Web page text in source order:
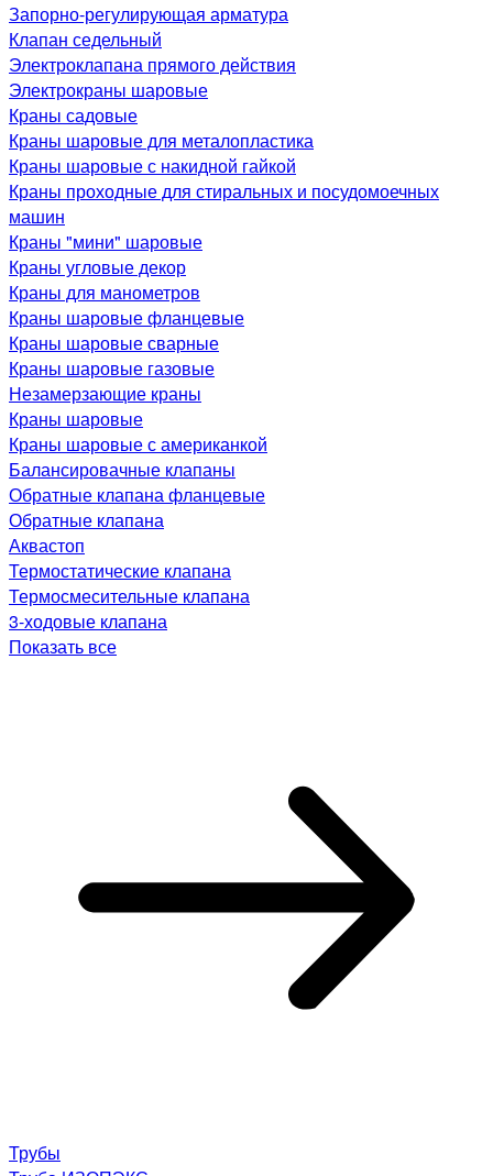
Запорно-регулирующая арматура
Клапан седельный
Электроклапана прямого действия
Электрокраны шаровые
Краны садовые
Краны шаровые для металопластика
Краны шаровые с накидной гайкой
Краны проходные для стиральных и посудомоечных
машин
Краны "мини" шаровые
Краны угловые декор
Краны для манометров
Краны шаровые фланцевые
Краны шаровые сварные
Краны шаровые газовые
Незамерзающие краны
Краны шаровые
Краны шаровые с американкой
Балансировачные клапаны
Обратные клапана фланцевые
Обратные клапана
Аквастоп
Термостатические клапана
Термосмесительные клапана
3-ходовые клапана
Показать все
Трубы